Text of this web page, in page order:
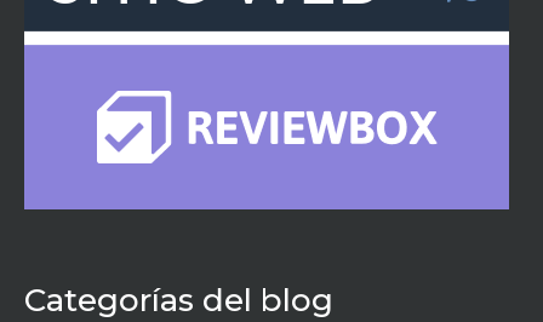
Categorías del blog